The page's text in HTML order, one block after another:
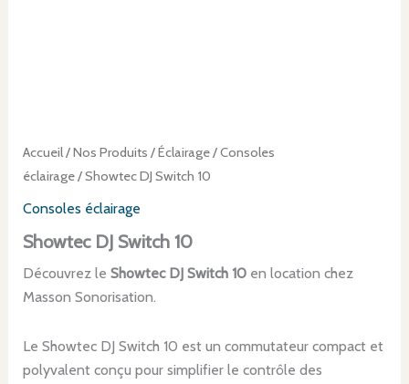
Accueil/Nos Produits /Éclairage/Consoles
éclairage/ Showtec DJ Switch 10
Consoles éclairage
Showtec DJ Switch 10
Découvrez le Showtec DJ Switch 10 en location chez
Masson Sonorisation.
Le Showtec DJ Switch 10 est un commutateur compact et
polyvalent conçu pour simplifier le contrôle des